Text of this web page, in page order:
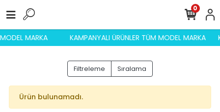
MARKA KAMPANYALI ÜRÜNLER TÜM MODEL MARKA
0
Filtreleme Sıralama
Ürün bulunamadı.